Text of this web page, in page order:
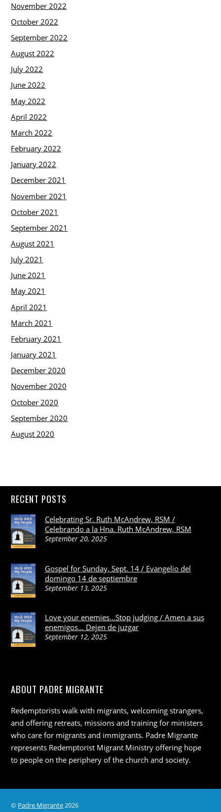
November 2022
October 2022
September 2022
August 2022
July 2022
June 2022
May 2022
April 2022
March 2022
February 2022
January 2022
December 2021
November 2021
October 2021
September 2021
August 2021
July 2021
June 2021
May 2021
April 2021
March 2021
February 2021
January 2021
December 2020
November 2020
October 2020
September 2020
August 2020
RECENT POSTS
Celebrating Sr. Ruth McAndrew, RSM /
Celebrando a la Hna. Ruth McAndrew, RSM
September 20, 2025
Gospel for Sunday, Sept. 14 / Evangelio del
domingo 14 de septiembre
September 13, 2025
Love your enemies…Stop judging / Amen a sus
enemigos… Dejen de juzgar
September 12, 2025
ABOUT PADRE MIGRANTE
Redemptorists walk with migrants, welcoming strangers,
and offering retreats, missions and training for ministers
who care for migrants and immigrants. Padre Migrante
represents Redemptorist Migrant Ministry offering hope
to people on the periphery of the church and society.
© Padre Migrante2026